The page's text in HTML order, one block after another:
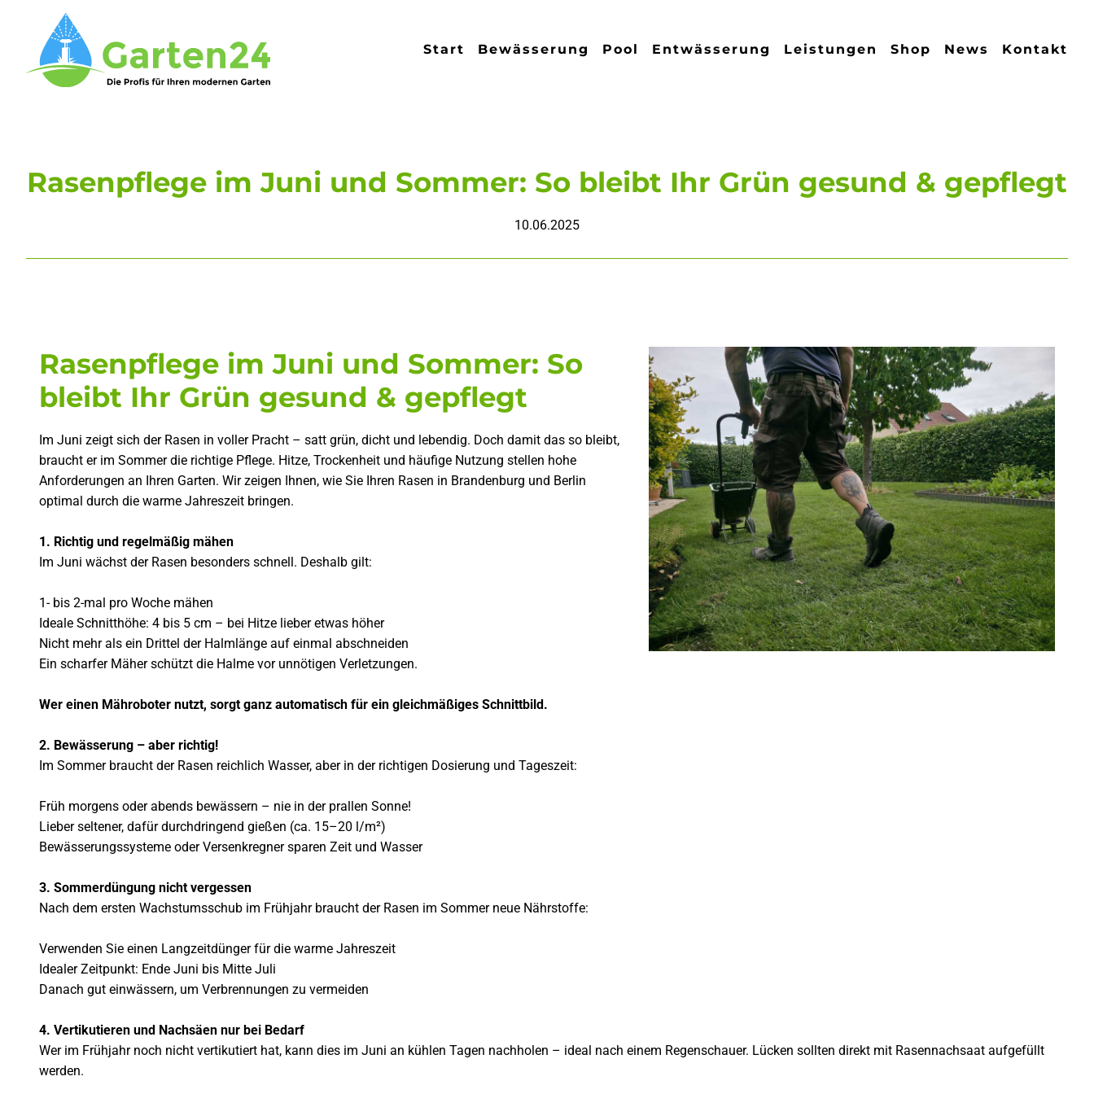
Start Bewässerung Pool Entwässerung Leistungen Shop News Kontakt
Rasenpflege im Juni und Sommer: So bleibt Ihr Grün gesund & gepflegt
10.06.2025
Rasenpflege im Juni und Sommer: So
bleibt Ihr Grün gesund & gepflegt
Im Juni zeigt sich der Rasen in voller Pracht – satt grün, dicht und lebendig. Doch damit das so bleibt,
braucht er im Sommer die richtige Pflege. Hitze, Trockenheit und häufige Nutzung stellen hohe
Anforderungen an Ihren Garten. Wir zeigen Ihnen, wie Sie Ihren Rasen in Brandenburg und Berlin
optimal durch die warme Jahreszeit bringen.
1. Richtig und regelmäßig mähen
Im Juni wächst der Rasen besonders schnell. Deshalb gilt:
1- bis 2-mal pro Woche mähen
Ideale Schnitthöhe: 4 bis 5 cm – bei Hitze lieber etwas höher
Nicht mehr als ein Drittel der Halmlänge auf einmal abschneiden
Ein scharfer Mäher schützt die Halme vor unnötigen Verletzungen.
Wer einen Mähroboter nutzt, sorgt ganz automatisch für ein gleichmäßiges Schnittbild.
2. Bewässerung – aber richtig!
Im Sommer braucht der Rasen reichlich Wasser, aber in der richtigen Dosierung und Tageszeit:
Früh morgens oder abends bewässern – nie in der prallen Sonne!
Lieber seltener, dafür durchdringend gießen (ca. 15–20 l/m²)
Bewässerungssysteme oder Versenkregner sparen Zeit und Wasser
3. Sommerdüngung nicht vergessen
Nach dem ersten Wachstumsschub im Frühjahr braucht der Rasen im Sommer neue Nährstoffe:
Verwenden Sie einen Langzeitdünger für die warme Jahreszeit
Idealer Zeitpunkt: Ende Juni bis Mitte Juli
Danach gut einwässern, um Verbrennungen zu vermeiden
4. Vertikutieren und Nachsäen nur bei Bedarf
Wer im Frühjahr noch nicht vertikutiert hat, kann dies im Juni an kühlen Tagen nachholen – ideal nach einem Regenschauer. Lücken sollten direkt mit Rasennachsaat aufgefüllt
werden.